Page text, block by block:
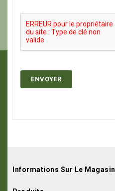
Informations Sur Le Magasin